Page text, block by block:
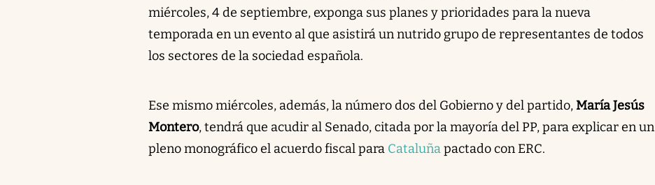
miércoles, 4 de septiembre, exponga sus planes y prioridades para la nueva
temporada en un evento al que asistirá un nutrido grupo de representantes de todos
los sectores de la sociedad española.
Ese mismo miércoles, además, la número dos del Gobierno y del partido,María Jesús
Montero, tendrá que acudir al Senado, citada por la mayoría del PP, para explicar en un
pleno monográfico el acuerdo fiscal para Cataluñapactado con ERC.